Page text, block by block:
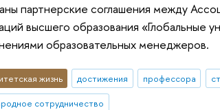
партнерские соглашения между
высшего образования «Глобальные
образовательных менеджеров.
жизнь достижения профессора
сотрудничество